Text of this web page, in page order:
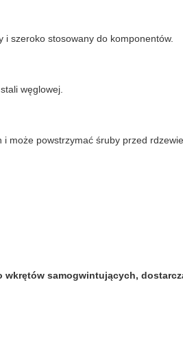
i szeroko stosowany do komponentów.
węglowej.
może powstrzymać śruby przed
wkrętów samogwintujących,